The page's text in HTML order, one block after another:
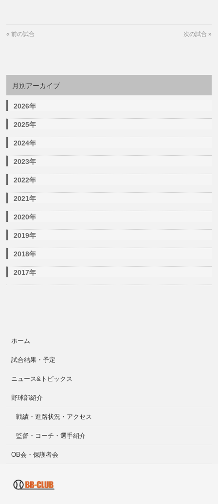
«前の試合 次の試合 »
月別アーカイブ
2026年
2025年
2024年
2023年
2022年
2021年
2020年
2019年
2018年
2017年
ホーム
試合結果・予定
ニュース&トピックス
野球部紹介
戦績・進路状況・アクセス
監督・コーチ・選手紹介
OB会・保護者会